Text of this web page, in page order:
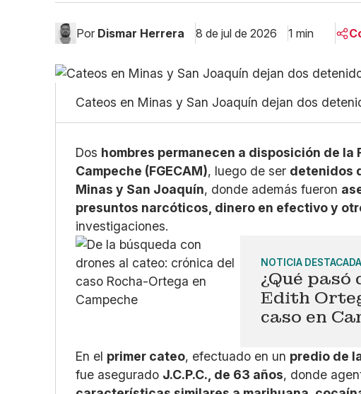
Por Dismar Herrera 8 de jul de 2026 1 min
Cateos en Minas y San Joaquín dejan dos
Dos hombres permanecen a disposición de la
Campeche (FGECAM), luego de ser detenidos
Minas y San Joaquín, donde además fueron
presuntos narcóticos, dinero en efectivo y
investigaciones.
NOTICIA DESTACADA
¿Qué pasó
Edith
caso en
En el primer cateo, efectuado en un predio de
fue asegurado J.C.P.C., de 63 años, donde